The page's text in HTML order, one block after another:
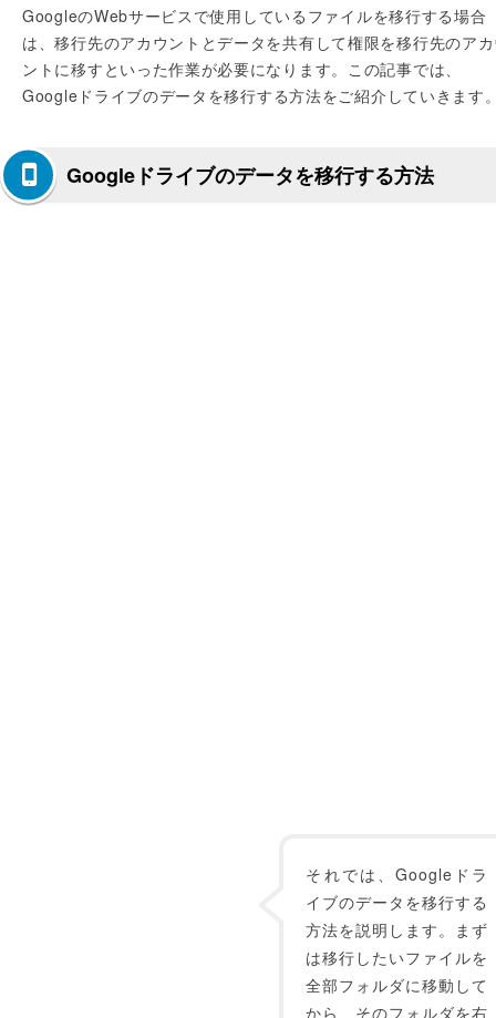
GoogleのWebサービスで使用しているファイルを移行する場合
は、移行先のアカウントとデータを共有して権限を移行先のア
ントに移すといった作業が必要になります。この記事では、
Googleドライブのデータを移行する方法をご紹介していきます
Googleドライブのデータを移行する方法
それでは、Googleドラ
イブのデータを移行する
方法を説明します。まず
は移行したいファイルを
全部フォルダに移動して
から、そのフォルダを右